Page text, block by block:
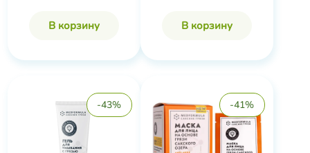
В корзину В корзину
-43% -41%